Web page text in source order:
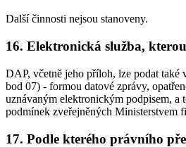
Další činnosti nejsou stanoveny.
16. Elektronická služba,
DAP, včetně jeho příloh, lze podat také
bod 07) - formou datové zprávy,
uznávaným elektronickým podpisem, a
podmínek zveřejněných Ministerstvem
17. Podle kterého právního